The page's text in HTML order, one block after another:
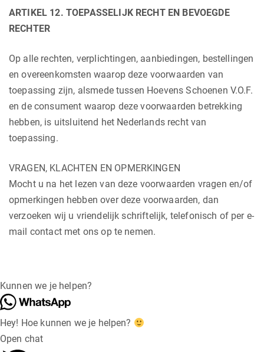
ARTIKEL 12. TOEPASSELIJK RECHT EN BEVOEGDE
RECHTER
Op alle rechten, verplichtingen, aanbiedingen, bestellingen
en overeenkomsten waarop deze voorwaarden van
toepassing zijn, alsmede tussen Hoevens Schoenen V.O.F.
en de consument waarop deze voorwaarden betrekking
hebben, is uitsluitend het Nederlands recht van
toepassing.
VRAGEN, KLACHTEN EN OPMERKINGEN
Mocht u na het lezen van deze voorwaarden vragen en/of
opmerkingen hebben over deze voorwaarden, dan
verzoeken wij u vriendelijk schriftelijk, telefonisch of per e-
mail contact met ons op te nemen.
Kunnen we je helpen?
Hey! Hoe kunnen we je helpen?
Open chat